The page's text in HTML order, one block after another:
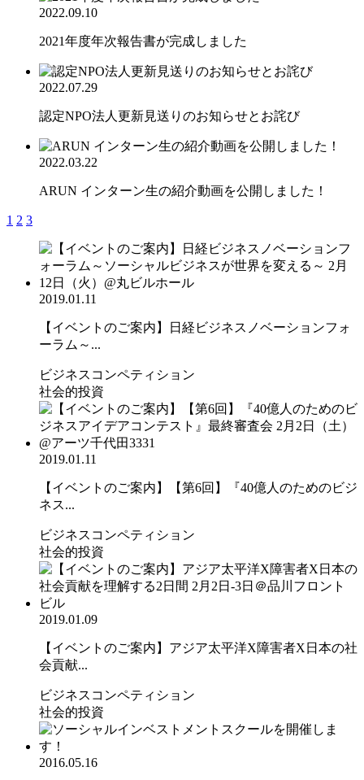
2022.09.10
2021年度年次報告書が完成しました
2022.07.29
認定NPO法人更新見送りのお知らせとお詫び
2022.03.22
ARUN インターン生の紹介動画を公開しました！
1 2 3
2019.01.11
【イベントのご案内】日経ビジネスノベーションフォ
ーラム～...
ビジネスコンペティション
社会的投資
2019.01.11
【イベントのご案内】【第6回】『40億人のためのビジ
ネス...
ビジネスコンペティション
社会的投資
2019.01.09
【イベントのご案内】アジア太平洋X障害者X日本の社
会貢献...
ビジネスコンペティション
社会的投資
2016.05.16